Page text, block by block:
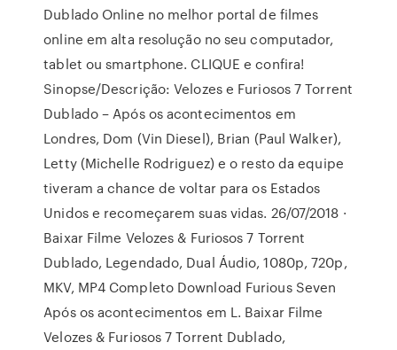
Dublado Online no melhor portal de filmes
online em alta resolução no seu computador,
tablet ou smartphone. CLIQUE e confira!
Sinopse/Descrição: Velozes e Furiosos 7 Torrent
Dublado – Após os acontecimentos em
Londres, Dom (Vin Diesel), Brian (Paul Walker),
Letty (Michelle Rodriguez) e o resto da equipe
tiveram a chance de voltar para os Estados
Unidos e recomeçarem suas vidas. 26/07/2018 ·
Baixar Filme Velozes & Furiosos 7 Torrent
Dublado, Legendado, Dual Áudio, 1080p, 720p,
MKV, MP4 Completo Download Furious Seven
Após os acontecimentos em L. Baixar Filme
Velozes & Furiosos 7 Torrent Dublado,